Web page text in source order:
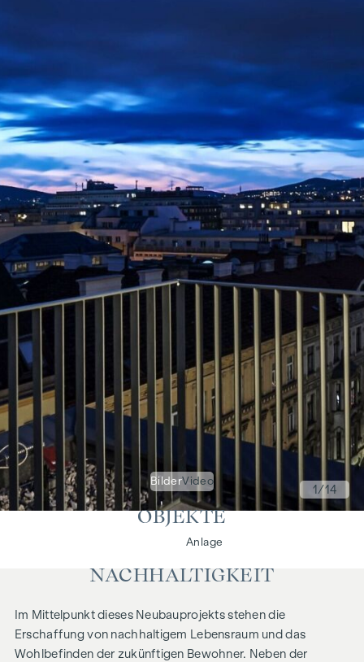
BilderVideo
1 /14
OBJEKTE
Anlage
NACHHALTIGKEIT
Im Mittelpunkt dieses Neubauprojekts stehen die
Erschaffung von nachhaltigem Lebensraum und das
Wohlbefinden der zukünftigen Bewohner. Neben der